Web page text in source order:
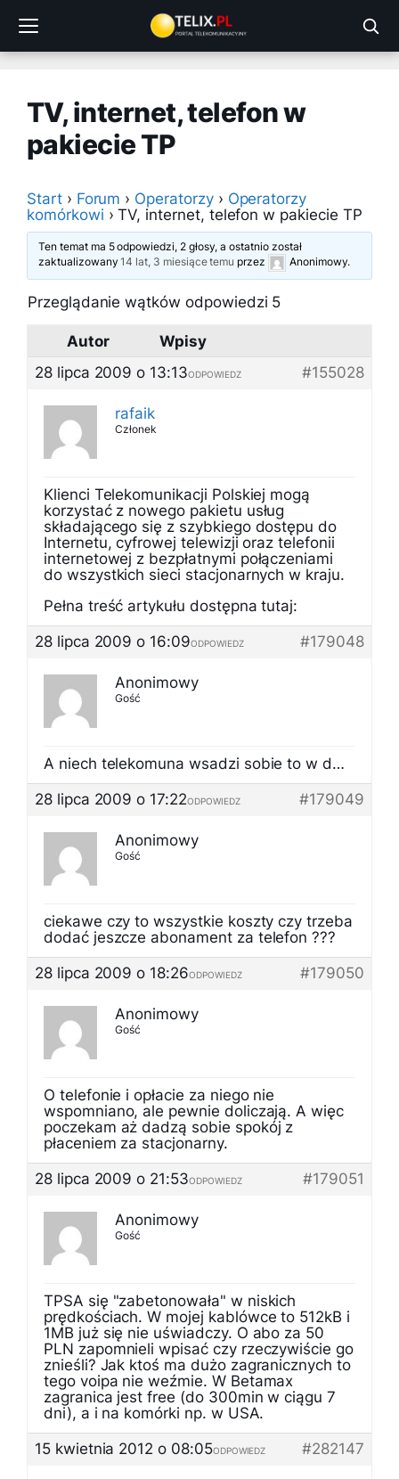
treści
TV, internet, telefon w
pakiecie TP
Start › Forum › Operatorzy › Operatorzy
komórkowi › TV, internet, telefon w pakiecie TP
Ten temat ma 5 odpowiedzi, 2 głosy, a ostatnio został
zaktualizowany14 lat, 3 miesiące temu przez Anonimowy.
Przeglądanie wątków odpowiedzi 5
Autor
Wpisy
28 lipca 2009 o 13:13
#155028
ODPOWIEDZ
rafaik
Członek
Klienci Telekomunikacji Polskiej mogą
korzystać z nowego pakietu usług
składającego się z szybkiego dostępu do
Internetu, cyfrowej telewizji oraz telefonii
internetowej z bezpłatnymi połączeniami
do wszystkich sieci stacjonarnych w kraju.
Pełna treść artykułu dostępna tutaj:
28 lipca 2009 o 16:09
#179048
ODPOWIEDZ
Anonimowy
Gość
A niech telekomuna wsadzi sobie to w d…
28 lipca 2009 o 17:22
#179049
ODPOWIEDZ
Anonimowy
Gość
ciekawe czy to wszystkie koszty czy trzeba
dodać jeszcze abonament za telefon ???
28 lipca 2009 o 18:26
#179050
ODPOWIEDZ
Anonimowy
Gość
O telefonie i opłacie za niego nie
wspomniano, ale pewnie doliczają. A więc
poczekam aż dadzą sobie spokój z
płaceniem za stacjonarny.
28 lipca 2009 o 21:53
#179051
ODPOWIEDZ
Anonimowy
Gość
TPSA się "zabetonowała" w niskich
prędkościach. W mojej kablówce to 512kB i
1MB już się nie uświadczy. O abo za 50
PLN zapomnieli wpisać czy rzeczywiście go
znieśli? Jak ktoś ma dużo zagranicznych to
tego voipa nie weźmie. W Betamax
zagranica jest free (do 300min w ciągu 7
dni), a i na komórki np. w USA.
15 kwietnia 2012 o 08:05
#282147
ODPOWIEDZ